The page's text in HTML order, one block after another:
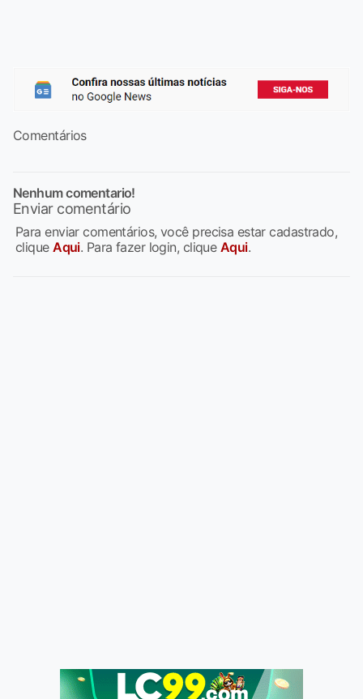
Comentários
Nenhum comentario!
Enviar comentário
Para enviar comentários, você precisa estar cadastrado,
cliqueAqui. Para fazer login, clique Aqui.